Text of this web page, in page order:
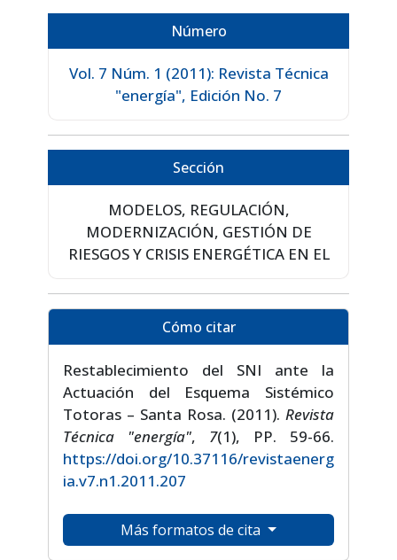
Número
Vol. 7 Núm. 1 (2011): Revista Técnica
"energía", Edición No. 7
Sección
MODELOS, REGULACIÓN,
MODERNIZACIÓN, GESTIÓN DE
RIESGOS Y CRISIS ENERGÉTICA EN EL
Cómo citar
Restablecimiento del SNI ante la
Actuación del Esquema Sistémico
Totoras – Santa Rosa. (2011). Revista
Técnica "energía", 7(1), PP. 59-66.
https://doi.org/10.37116/revistaenerg
ia.v7.n1.2011.207
Más formatos de cita